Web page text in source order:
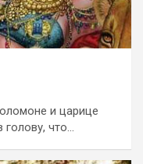
и царице
что…